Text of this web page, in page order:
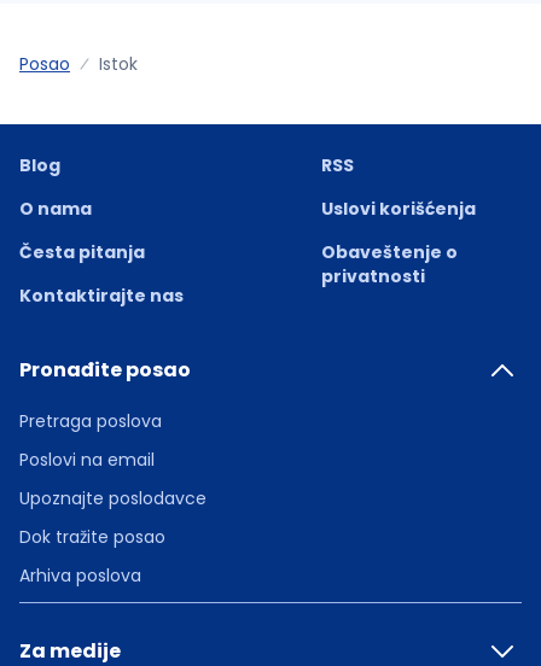
Posao Istok
Blog
O nama
Česta pitanja
Kontaktirajte nas
RSS
Uslovi korišćenja
Obaveštenje o
privatnosti
Pronađite posao
Pretraga poslova
Poslovi na email
Upoznajte poslodavce
Dok tražite posao
Arhiva poslova
Za medije